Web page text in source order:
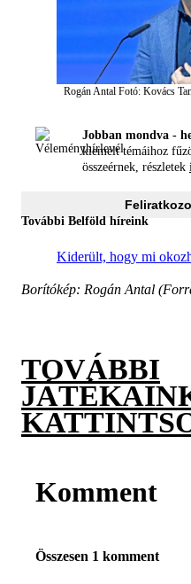
Rogán Antal Fotó: Kovács
Jobban mondva -
kiemelt témáihoz
összeérnek, részletek
További Belföld híreink
Kiderült, hogy mi
Borítókép: Rogán Antal
TOVÁBBI
Komment
Összesen 1 komment